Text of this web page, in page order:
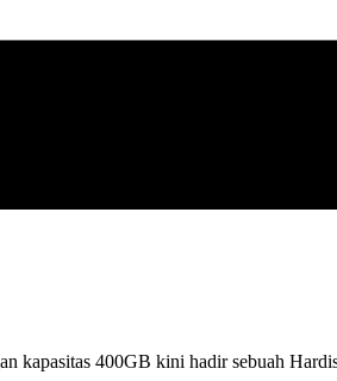
kapasitas 400GB kini hadir sebuah